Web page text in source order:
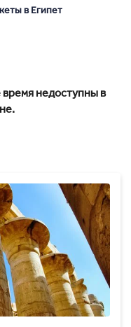
в Египет
недоступны в